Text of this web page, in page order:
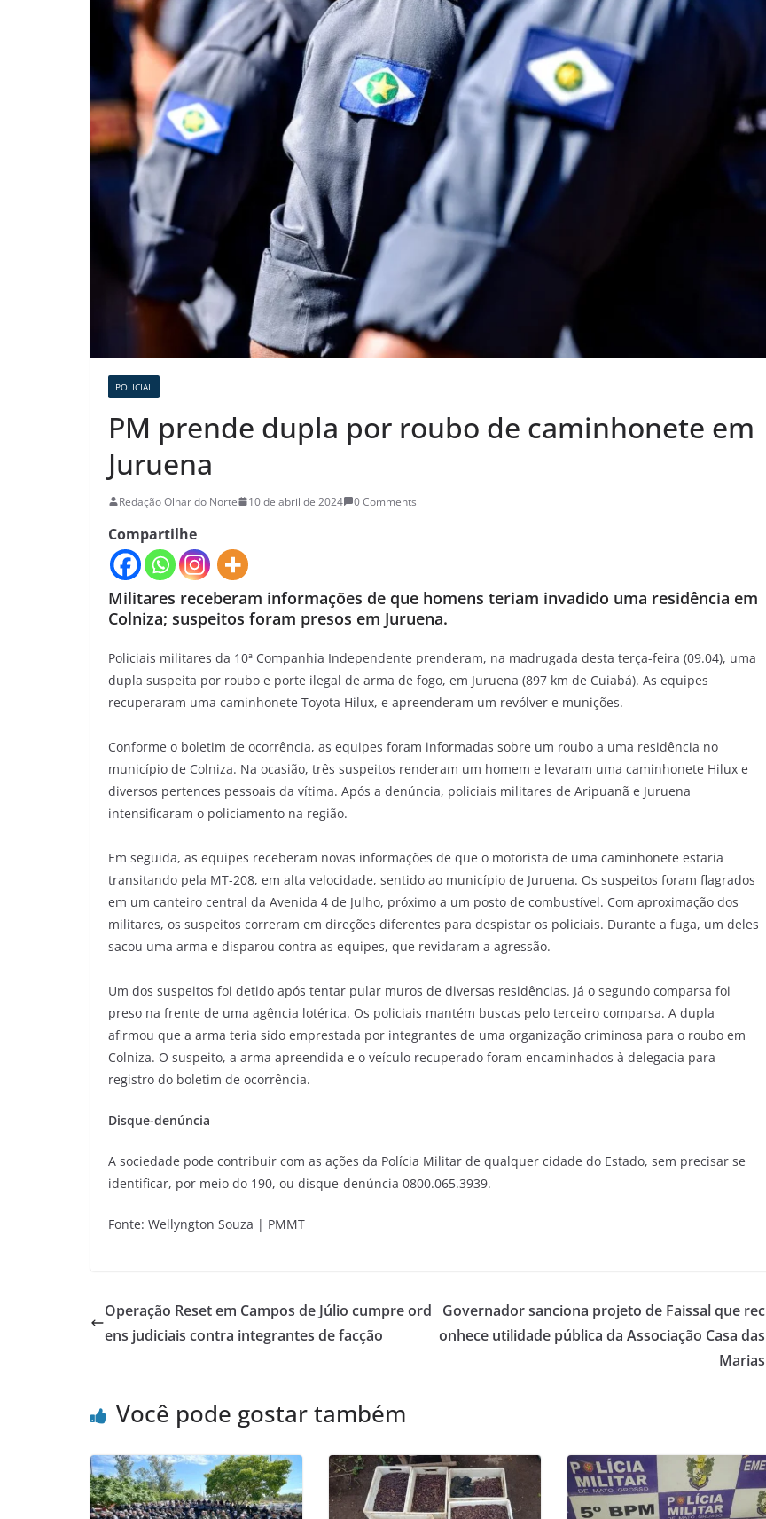
POLICIAL
PM prende dupla por roubo de caminhonete em
Juruena
Redação Olhar do Norte 10 de abril de 2024 0 Comments
Compartilhe
Militares receberam informações de que homens teriam invadido uma residência em
Colniza; suspeitos foram presos em Juruena.
Policiais militares da 10ª Companhia Independente prenderam, na madrugada desta terça-feira (09.04), uma
dupla suspeita por roubo e porte ilegal de arma de fogo, em Juruena (897 km de Cuiabá). As equipes
recuperaram uma caminhonete Toyota Hilux, e apreenderam um revólver e munições.
Conforme o boletim de ocorrência, as equipes foram informadas sobre um roubo a uma residência no
município de Colniza. Na ocasião, três suspeitos renderam um homem e levaram uma caminhonete Hilux e
diversos pertences pessoais da vítima. Após a denúncia, policiais militares de Aripuanã e Juruena
intensificaram o policiamento na região.
Em seguida, as equipes receberam novas informações de que o motorista de uma caminhonete estaria
transitando pela MT-208, em alta velocidade, sentido ao município de Juruena. Os suspeitos foram flagrados
em um canteiro central da Avenida 4 de Julho, próximo a um posto de combustível. Com aproximação dos
militares, os suspeitos correram em direções diferentes para despistar os policiais. Durante a fuga, um deles
sacou uma arma e disparou contra as equipes, que revidaram a agressão.
Um dos suspeitos foi detido após tentar pular muros de diversas residências. Já o segundo comparsa foi
preso na frente de uma agência lotérica. Os policiais mantém buscas pelo terceiro comparsa. A dupla
afirmou que a arma teria sido emprestada por integrantes de uma organização criminosa para o roubo em
Colniza. O suspeito, a arma apreendida e o veículo recuperado foram encaminhados à delegacia para
registro do boletim de ocorrência.
Disque-denúncia
A sociedade pode contribuir com as ações da Polícia Militar de qualquer cidade do Estado, sem precisar se
identificar, por meio do 190, ou disque-denúncia 0800.065.3939.
Fonte: Wellyngton Souza | PMMT
Operação Reset em Campos de Júlio cumpre ord
ens judiciais contra integrantes de facção
Governador sanciona projeto de Faissal que rec
onhece utilidade pública da Associação Casa das
Marias
Você pode gostar também